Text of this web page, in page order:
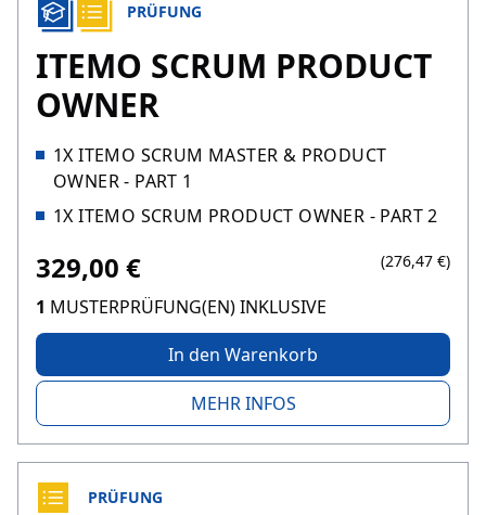
PRÜFUNG
ITEMO SCRUM PRODUCT
OWNER
1X ITEMO SCRUM MASTER & PRODUCT
OWNER - PART 1
1X ITEMO SCRUM PRODUCT OWNER - PART 2
329,00 € (276,47 €)
1 MUSTERPRÜFUNG(EN) INKLUSIVE
In den Warenkorb
MEHR INFOS
PRÜFUNG